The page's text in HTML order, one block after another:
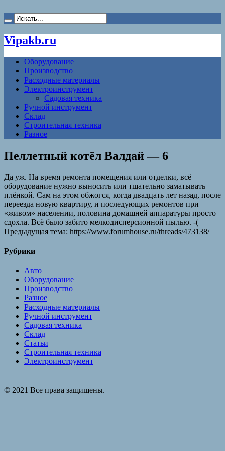
Vipakb.ru
Оборудование
Производство
Расходные материалы
Электроинструмент
Садовая техника
Ручной инструмент
Склад
Строительная техника
Разное
Пеллетный котёл Валдай — 6
Да уж. На время ремонта помещения или отделки, всё
оборудование нужно выносить или тщательно заматывать
плёнкой. Сам на этом обжогся, когда двадцать лет назад, после
переезда новую квартиру, и последующих ремонтов при
«живом» населении, половина домашней аппаратуры просто
сдохла. Всё было забито мелкодисперсионной пылью. -(
Предыдущая тема: https://www.forumhouse.ru/threads/473138/
Рубрики
Авто
Оборудование
Производство
Разное
Расходные материалы
Ручной инструмент
Садовая техника
Склад
Статьи
Строительная техника
Электроинструмент
© 2021 Все права защищены.